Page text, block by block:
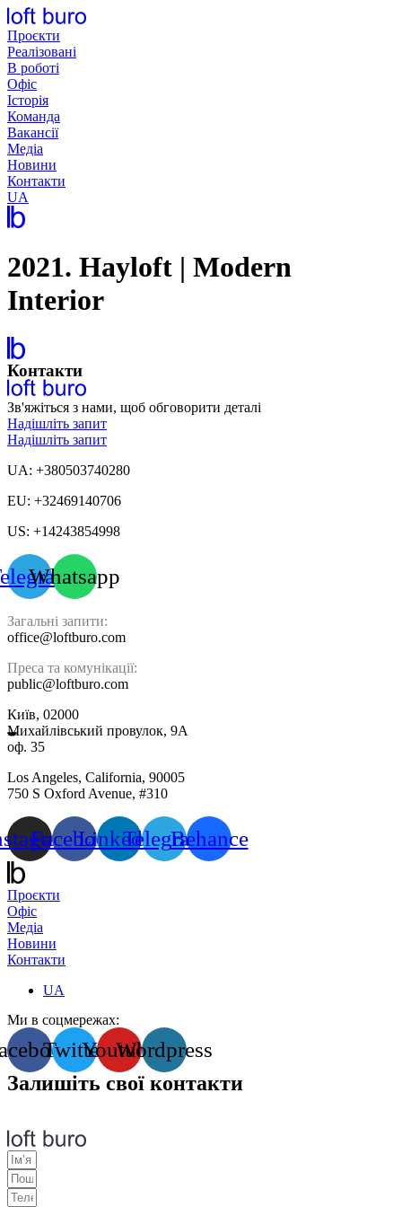
Перейти
до
вмісту
Проєкти
Реалізовані
В роботі
Офіс
Історія
Команда
Вакансії
Медіа
Новини
Контакти
UA
2021. Hayloft | Modern
Interior
Контакти
Зв'яжіться з нами, щоб обговорити деталі
Надішліть запит
Надішліть запит
UA: +380503740280
EU: +32469140706
US: +14243854998
Whatsapp
Загальні запити:
office@loftburo.com
Преса та комунікації:
public@loftburo.com
Київ, 02000
Михайлівський провулок, 9А
оф. 35
Los Angeles, California, 90005
750 S Oxford Avenue, #310
FacebookLinkedinTelegramBehance
Проєкти
Офіс
Медіа
Новини
Контакти
UA
Ми в соцмережах:
TwitterYoutube
Wordpress
Залишіть свої контакти